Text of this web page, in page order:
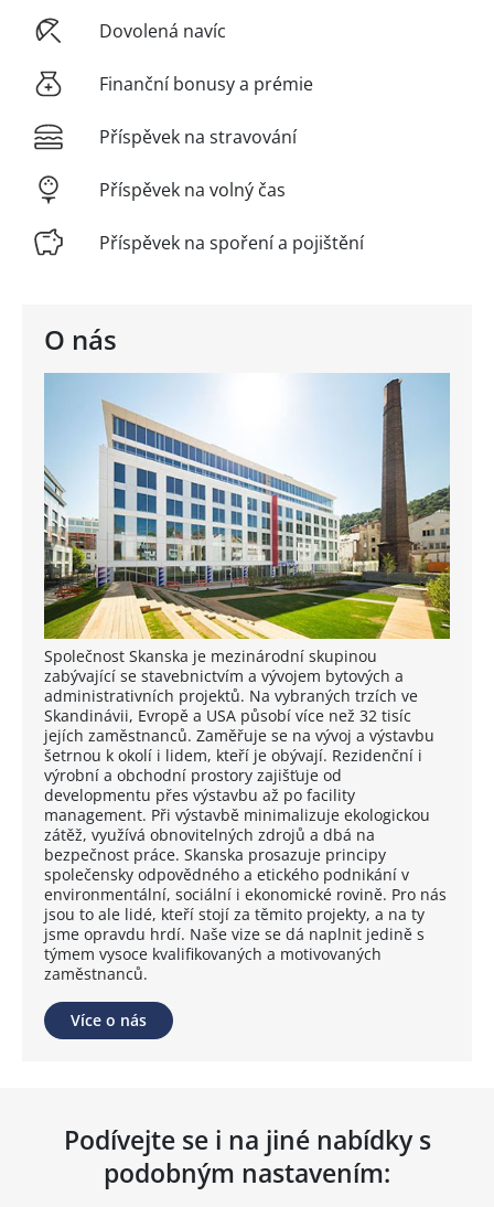
O nás
Společnost Skanska je mezinárodní skupinou
zabývající se stavebnictvím a vývojem bytových a
administrativních projektů. Na vybraných trzích ve
Skandinávii, Evropě a USA působí více než 32 tisíc
jejích zaměstnanců. Zaměřuje se na vývoj a výstavbu
šetrnou k okolí i lidem, kteří je obývají. Rezidenční i
výrobní a obchodní prostory zajišťuje od
developmentu přes výstavbu až po facility
management. Při výstavbě minimalizuje ekologickou
zátěž, využívá obnovitelných zdrojů a dbá na
bezpečnost práce. Skanska prosazuje principy
společensky odpovědného a etického podnikání v
environmentální, sociální i ekonomické rovině. Pro nás
jsou to ale lidé, kteří stojí za těmito projekty, a na ty
jsme opravdu hrdí. Naše vize se dá naplnit jedině s
týmem vysoce kvalifikovaných a motivovaných
zaměstnanců.
Více o nás
Dovolená navíc
Finanční bonusy a prémie
Příspěvek na stravování
Příspěvek na volný čas
Příspěvek na spoření a pojištění
Podívejte se i na jiné nabídky s
podobným nastavením: